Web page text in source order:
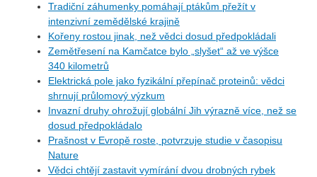
Tradiční záhumenky pomáhají ptákům přežít v
intenzivní zemědělské krajině
Kořeny rostou jinak, než vědci dosud předpokládali
Zemětřesení na Kamčatce bylo „slyšet“ až ve výšce
340 kilometrů
Elektrická pole jako fyzikální přepínač proteinů: vědci
shrnují průlomový výzkum
Invazní druhy ohrožují globální Jih výrazně více, než se
dosud předpokládalo
Prašnost v Evropě roste, potvrzuje studie v časopisu
Nature
Vědci chtějí zastavit vymírání dvou drobných rybek